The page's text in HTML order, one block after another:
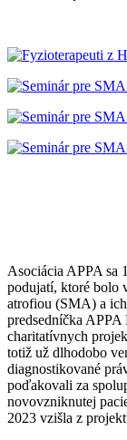
Asociácia APPA sa
podujatí, ktoré bolo
atrofiou (SMA) a
predsedníčka
charitatívnych
totiž už dlhodobo
diagnostikované
poďakovali za
novovzniknutej
2023 vzišla z